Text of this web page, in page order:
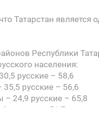
Татарстан
Республики
населения:
русские – 58,6
русские – 56,6
– 24,9 русские – 65,8
русские – 51,7
русские – 55,1